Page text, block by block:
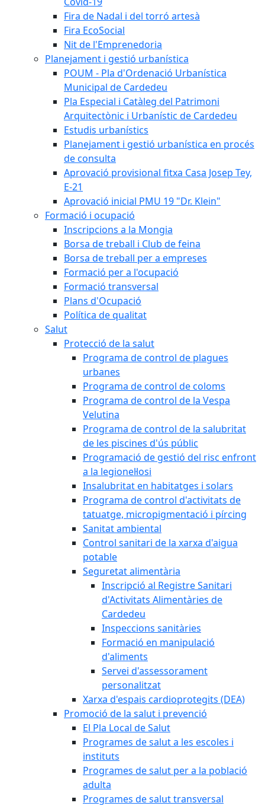
Fira de Nadal i del torró artesà
Fira EcoSocial
Nit de l'Emprenedoria
Planejament i gestió urbanística
POUM - Pla d'Ordenació Urbanística
Municipal de Cardedeu
Pla Especial i Catàleg del Patrimoni
Arquitectònic i Urbanístic de Cardedeu
Estudis urbanístics
Planejament i gestió urbanística en procés
de consulta
Aprovació provisional fitxa Casa Josep Tey,
E-21
Aprovació inicial PMU 19 "Dr. Klein"
Formació i ocupació
Inscripcions a la Mongia
Borsa de treball i Club de feina
Borsa de treball per a empreses
Formació per a l'ocupació
Formació transversal
Plans d'Ocupació
Política de qualitat
Salut
Protecció de la salut
Programa de control de plagues
urbanes
Programa de control de coloms
Programa de control de la Vespa
Velutina
Programa de control de la salubritat
de les piscines d'ús públic
Programació de gestió del risc enfront
a la legionel·losi
Insalubritat en habitatges i solars
Programa de control d'activitats de
tatuatge, micropigmentació i pírcing
Sanitat ambiental
Control sanitari de la xarxa d'aigua
potable
Seguretat alimentària
Inscripció al Registre Sanitari
d'Activitats Alimentàries de
Cardedeu
Inspeccions sanitàries
Formació en manipulació
d'aliments
Servei d'assessorament
personalitzat
Xarxa d'espais cardioprotegits (DEA)
Promoció de la salut i prevenció
El Pla Local de Salut
Programes de salut a les escoles i
instituts
Programes de salut per a la població
adulta
Programes de salut transversal